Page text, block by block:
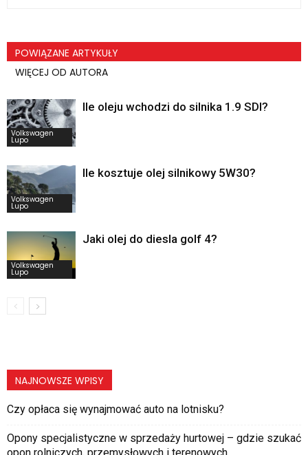
POWIĄZANE ARTYKUŁY
WIĘCEJ OD AUTORA
Volkswagen
Lupo
Ile oleju wchodzi do silnika 1.9 SDI?
Volkswagen
Lupo
Ile kosztuje olej silnikowy 5W30?
Volkswagen
Lupo
Jaki olej do diesla golf 4?
NAJNOWSZE WPISY
Czy opłaca się wynajmować auto na lotnisku?
Opony specjalistyczne w sprzedaży hurtowej – gdzie szukać